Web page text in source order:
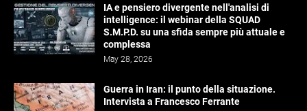
IA e pensiero divergente nell'analisi di
intelligence: il webinar della SQUAD
S.M.P.D. su una sfida sempre più attuale e
complessa
May 28, 2026
Guerra in Iran: il punto della situazione.
Intervista a Francesco Ferrante